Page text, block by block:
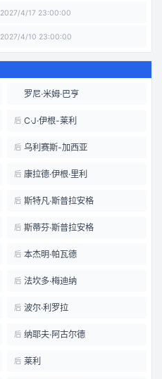
2027/4/17 23:00:00
2027/4/10 23:00:00
罗尼·米姆·巴亨
后 C·J·伊根-莱利
后 乌利赛斯-加西亚
后 康拉德·伊根·里利
后 斯特凡·斯普拉安格
后 斯蒂芬·斯普拉安格
后 本杰明·帕瓦德
后 法坎多·梅迪纳
后 波尔·利罗拉
后 纳耶夫·阿古尔德
后 莱利